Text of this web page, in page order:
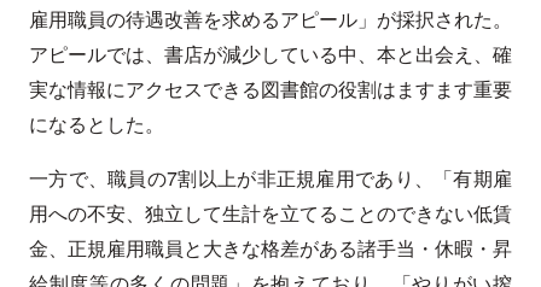
雇用職員の待遇改善を求めるアピール」が採択された。
アピールでは、書店が減少している中、本と出会え、確
実な情報にアクセスできる図書館の役割はますます重要
になるとした。
一方で、職員の7割以上が非正規雇用であり、「有期雇
用への不安、独立して生計を立てることのできない低賃
金、正規雇用職員と大きな格差がある諸手当・休暇・昇